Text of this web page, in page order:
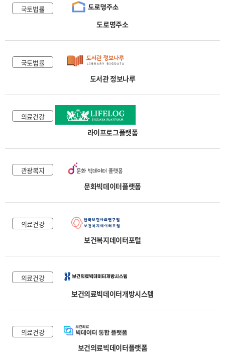
국토법률
도로명주소
국토법률
도서관 정보나루
의료건강
라이프로그플랫폼
관광복지
문화빅데이터플랫폼
의료건강
보건복지데이터포털
의료건강
보건의료빅데이터개방시스템
의료건강
보건의료빅데이터플랫폼